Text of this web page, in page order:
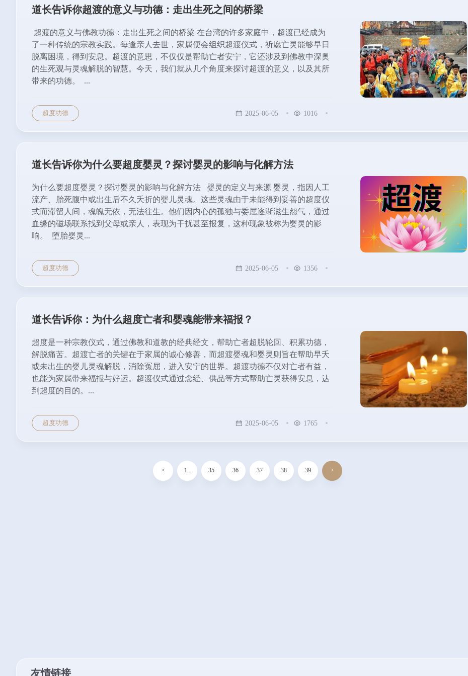
道长告诉你超渡的意义与功德：走出生死之间的桥梁
超渡的意义与佛教功德：走出生死之间的桥梁 在台湾的许多家庭中，超渡已经成为
了一种传统的宗教实践。每逢亲人去世，家属便会组织超渡仪式，祈愿亡灵能够早日
脱离困境，得到安息。超渡的意思，不仅仅是帮助亡者安宁，它还涉及到佛教中深奥
的生死观与灵魂解脱的智慧。今天，我们就从几个角度来探讨超渡的意义，以及其所
带来的功德。 ...
超度功德 2025-06-05 1016
道长告诉你为什么要超度婴灵？探讨婴灵的影响与化解方法
为什么要超度婴灵？探讨婴灵的影响与化解方法 婴灵的定义与来源 婴灵，指因人工
流产、胎死腹中或出生后不久夭折的婴儿灵魂。这些灵魂由于未能得到妥善的超度仪
式而滞留人间，魂魄无依，无法往生。他们因内心的孤独与委屈逐渐滋生怨气，通过
血缘的磁场联系找到父母或亲人，表现为干扰甚至报复，这种现象被称为婴灵的影
响。 堕胎婴灵...
超度功德 2025-06-05 1356
道长告诉你：为什么超度亡者和婴魂能带来福报？
超度是一种宗教仪式，通过佛教和道教的经典经文，帮助亡者超脱轮回、积累功德，
解脱痛苦。超渡亡者的关键在于家属的诚心修善，而超渡婴魂和婴灵则旨在帮助早夭
或未出生的婴儿灵魂解脱，消除冤屈，进入安宁的世界。超渡功德不仅对亡者有益，
也能为家属带来福报与好运。超渡仪式通过念经、供品等方式帮助亡灵获得安息，达
到超度的目的。...
超度功德 2025-06-05 1765
< 1.. 35 36 37 38 39 >
友情链接